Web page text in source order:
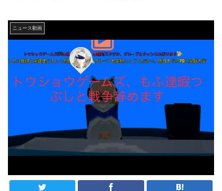
ニュース動画